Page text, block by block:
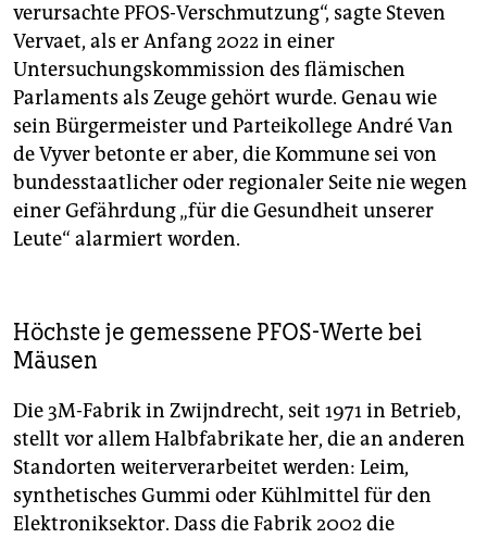
„Dark Waters“ („Vergiftete Wahrheit“), ist ein US-
Spielfilm von Todd Haynes (2019). Er adaptiert einen
Text von Nathaniel Rich imNew York Times Magazine
und zeigt die wahre Geschichte des Ex-Firmenanwalts
Robert Billot. Der weist dem US-Chemiekonzern und
Teflon-Produzenten DuPont nach, durch Verklappen,
fahrlässige Entsorgung und Kontakt mit hochgiftigen
Chemikalien An­woh­ne­r*in­nen und Personal zu
gefährden sowie Trinkwasserquellen zu verseuchen.
Infos darüber hielt DuPont jahrzehntelang geheim. Die
verursachte PFOS-Verschmutzung“, sagte Steven
Vervaet, als er Anfang 2022 in einer
Untersuchungskommission des flämischen
Parlaments als Zeuge gehört wurde. Genau wie
sein Bürgermeister und Parteikollege André Van
de Vyver betonte er aber, die Kommune sei von
bundesstaatlicher oder regionaler Seite nie wegen
einer Gefährdung „für die Gesundheit unserer
Leute“ alarmiert worden.
Höchste je gemessene PFOS-Werte bei
Mäusen
Die 3M-Fabrik in Zwijndrecht, seit 1971 in Betrieb,
stellt vor allem Halbfabrikate her, die an anderen
Standorten weiterverarbeitet werden: Leim,
synthetisches Gummi oder Kühlmittel für den
Elektroniksektor. Dass die Fabrik 2002 die